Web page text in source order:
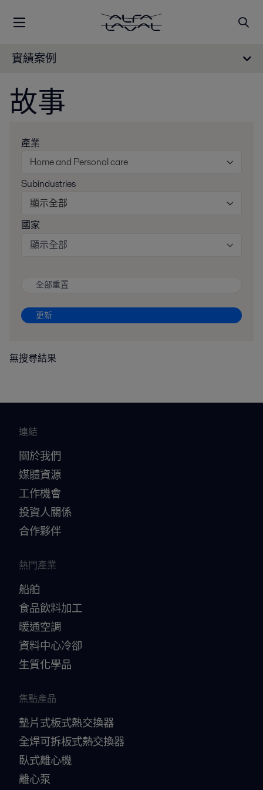
實績案例
故事
產業
Home and Personal care
Subindustries
顯示全部
國家
顯示全部
全部重置
更新
無搜尋結果
連結
關於我們
媒體資源
工作機會
投資人關係
合作夥伴
熱門產業
船舶
食品飲料加工
暖通空調
資料中心冷卻
生質化學品
焦點產品
墊片式板式熱交換器
全焊可拆板式熱交換器
臥式離心機
離心泵